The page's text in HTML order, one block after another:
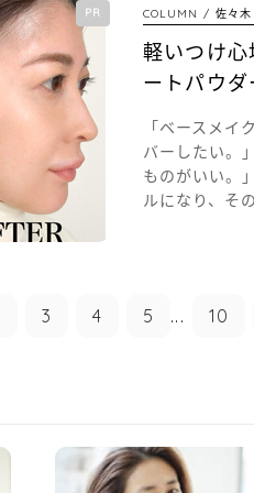
PR COLUMN 佐々
軽いつけ
ートパウ
「ベースメイ
バーしたい。
ものがいい。
ルになり、そ
3 4 5 ... 10